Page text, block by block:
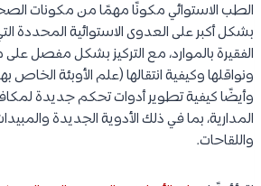
الطب الاستوائي مكونًا مهمًا من مكونات
بشكل أكبر على العدوى الاستوائية المحددة
الفقيرة بالموارد، مع التركيز بشكل مفصل
ونواقلها وكيفية انتقالها (علم الأوبئة الخاص
وأيضًا كيفية تطوير أدوات تحكم جديدة
المدارية، بما في ذلك الأدوية الجديدة
واللقاحات.